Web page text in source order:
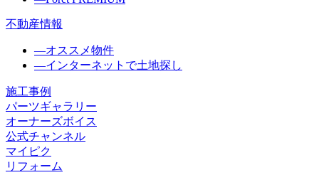
不動産情報
―オススメ物件
―インターネットで土地探し
施工事例
パーツギャラリー
オーナーズボイス
公式チャンネル
マイピク
リフォーム